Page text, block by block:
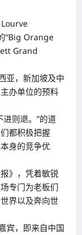
Lourve
“Big Orange
Grand
亚，新加坡及中
办单位的预料
则退。”的道
都积极把握
身的竞争优
》，凭着敏锐
专门为老板们
界以及奔向世
宾，即来自中国